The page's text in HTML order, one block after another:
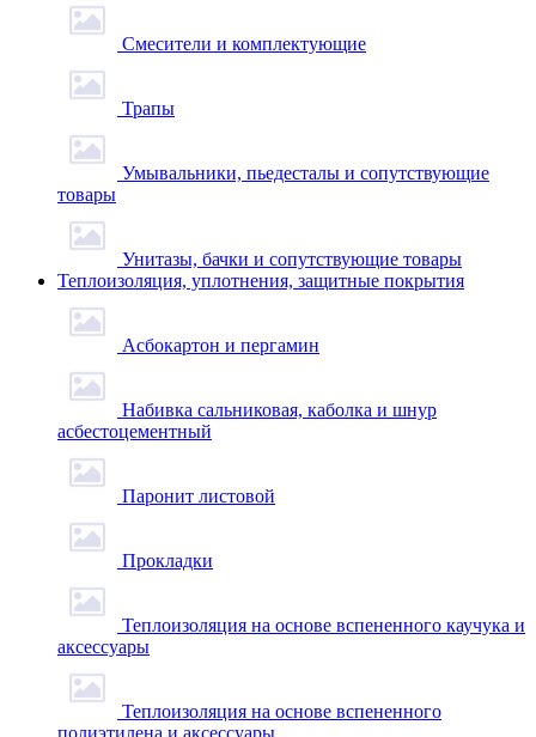
Смесители и комплектующие
Трапы
Умывальники, пьедесталы и сопутствующие
товары
Унитазы, бачки и сопутствующие товары
Теплоизоляция, уплотнения, защитные покрытия
Асбокартон и пергамин
Набивка сальниковая, каболка и шнур
асбестоцементный
Паронит листовой
Прокладки
Теплоизоляция на основе вспененного каучука и
аксессуары
Теплоизоляция на основе вспененного
полиэтилена и аксессуары